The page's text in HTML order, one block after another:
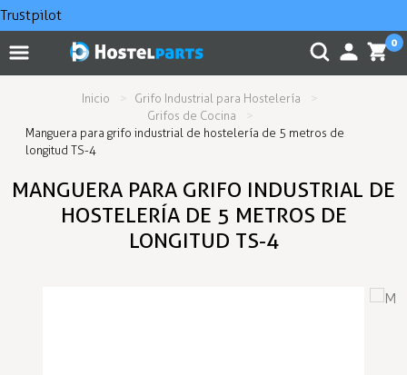
Trustpilot
0
Inicio
Grifo Industrial para Hostelería
Grifos de Cocina
Manguera para grifo industrial de hostelería de 5 metros de
longitud TS-4
MANGUERA PARA GRIFO INDUSTRIAL DE
HOSTELERÍA DE 5 METROS DE
LONGITUD TS-4